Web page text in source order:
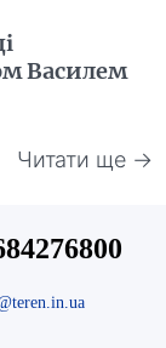
Василем
Читати ще →